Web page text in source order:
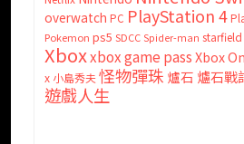
overwatch PC PlayStation 4
Pokemon ps5 SDCC Spider-man starfield
Xboxxbox game passXbox
x 小島秀夫怪物彈珠 爐石 爐石戰
遊戲人生